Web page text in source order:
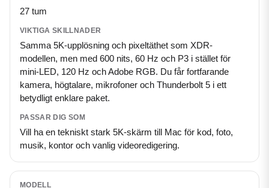
27 tum
Samma 5K-upplösning och pixeltäthet som XDR-
modellen, men med 600 nits, 60 Hz och P3 i stället för
mini-LED, 120 Hz och Adobe RGB. Du får fortfarande
kamera, högtalare, mikrofoner och Thunderbolt 5 i ett
betydligt enklare paket.
Vill ha en tekniskt stark 5K-skärm till Mac för kod, foto,
musik, kontor och vanlig videoredigering.